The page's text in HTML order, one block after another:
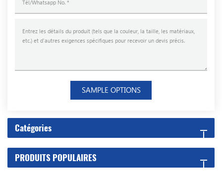
SAMPLE OPTIONS
Catégories
PRODUITS POPULAIRES